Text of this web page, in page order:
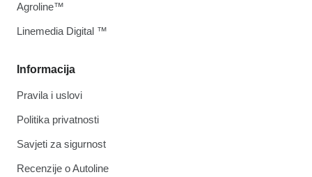
Informacija
Pravila i uslovi
Politika privatnosti
Savjeti za sigurnost
Recenzije o Autoline
Agroline™
Linemedia Digital ™